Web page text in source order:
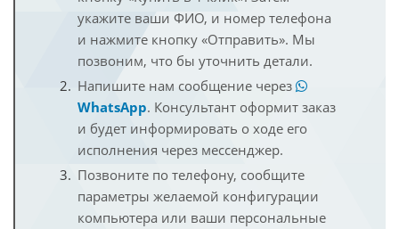
укажите ваши ФИО, и номер телефона
и нажмите кнопку «Отправить». Мы
позвоним, что бы уточнить детали.
Напишите нам сообщение через
WhatsApp. Консультант оформит заказ
и будет информировать о ходе его
исполнения через мессенджер.
Позвоните по телефону, сообщите
параметры желаемой конфигурации
компьютера или ваши персональные